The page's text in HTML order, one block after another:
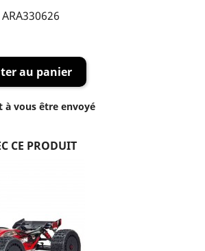
au panier
à vous être envoyé
CE PRODUIT